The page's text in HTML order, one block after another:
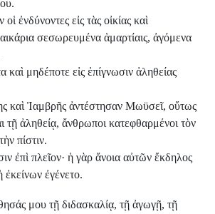
ἐνδύνοντες εἰς τὰς οἰκίας καὶ
σεσωρευμένα ἁμαρτίαις, ἀγόμενα
καὶ μηδέποτε εἰς ἐπίγνωσιν ἀληθείας
καὶ Ἰαμβρῆς ἀντέστησαν Μωϋσεῖ, οὕτως
τῇ ἀληθείᾳ, ἄνθρωποι κατεφθαρμένοι τὸν
πίστιν.
ἐπὶ πλεῖον· ἡ γὰρ ἄνοια αὐτῶν ἔκδηλος
ἐκείνων ἐγένετο.
μου τῇ διδασκαλίᾳ, τῇ ἀγωγῇ, τῇ